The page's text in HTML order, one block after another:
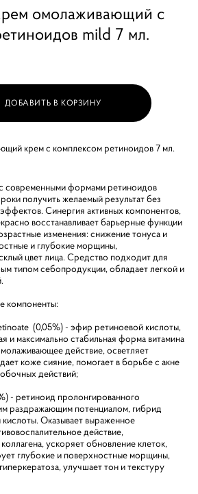
омолаживающий с
mild 7 мл.
ДОБАВИТЬ В КОРЗИНУ
крем с комплексом ретиноидов 7 мл.
формами ретиноидов
получить желаемый результат без
Синергия активных компонентов,
восстанавливает барьерные функции
изменения: снижение тонуса и
и глубокие морщины,
цвет лица. Средство подходит для
типом себопродукции, обладает легкой и
компоненты:
(0,05%) - эфир ретиноевой кислоты,
и максимально стабильная форма витамина
действие, осветляет
коже сияние, помогает в борьбе с акне
действий;
- ретиноид пролонгированного
раздражающим потенциалом, гибрид
Оказывает выраженное
действие,
ускоряет обновление клеток,
глубокие и поверхностные морщины,
улучшает тон и текстуру